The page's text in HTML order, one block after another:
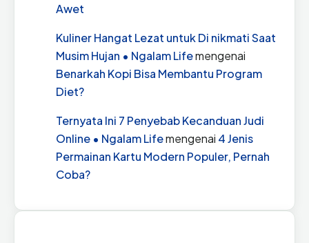
Awet
Kuliner Hangat Lezat untuk Di nikmati Saat
Musim Hujan • Ngalam Lifemengenai
Benarkah Kopi Bisa Membantu Program
Diet?
Ternyata Ini 7 Penyebab Kecanduan Judi
Online • Ngalam Lifemengenai 4 Jenis
Permainan Kartu Modern Populer, Pernah
Coba?